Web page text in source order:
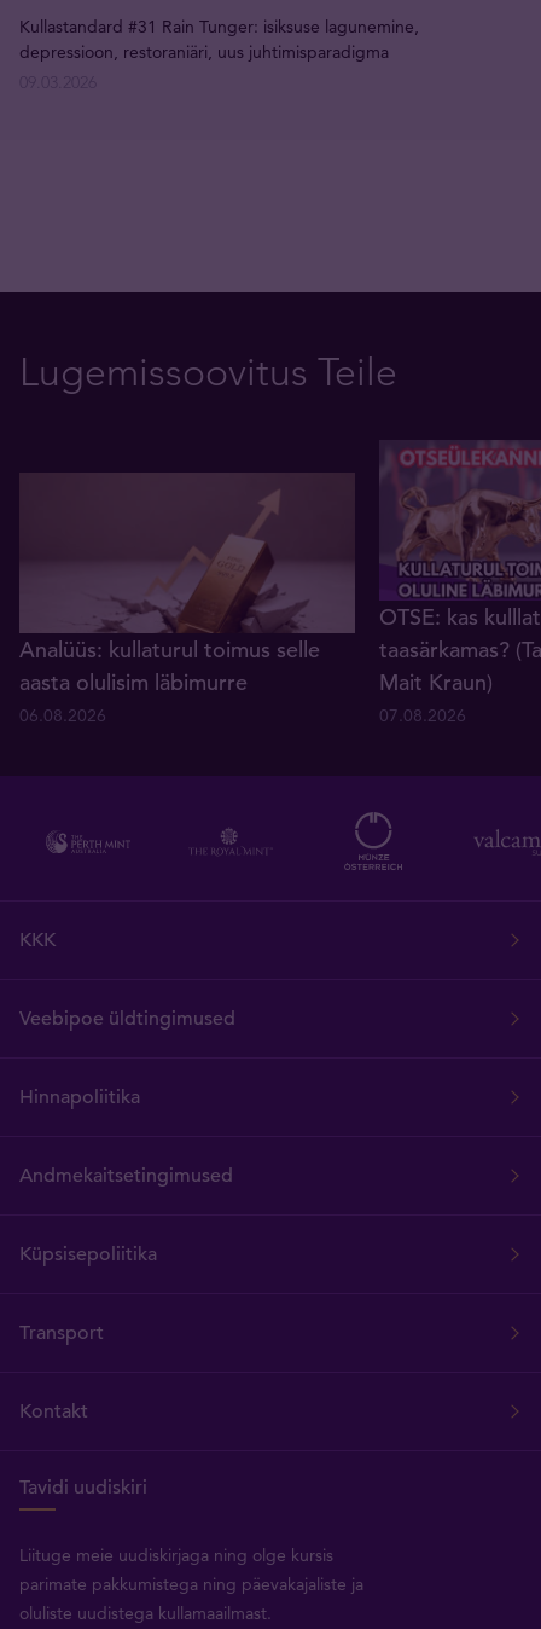
Kullastandard #31 Rain Tunger: isiksuse lagunemine,
depressioon, restoraniäri, uus juhtimisparadigma
Lugemissoovitus Teile
Analüüs: kullaturul toimus selle
aasta olulisim läbimurre
06.08.2026
OTSE: kas
taasärkamas?
Mait Kraun)
07.08.2026
KKK
Veebipoe üldtingimused
Hinnapoliitika
Andmekaitsetingimused
Küpsisepoliitika
Transport
Kontakt
Tavidi uudiskiri
Liituge meie uudiskirjaga ning olge kursis
parimate pakkumistega ning päevakajaliste ja
oluliste uudistega kullamaailmast.